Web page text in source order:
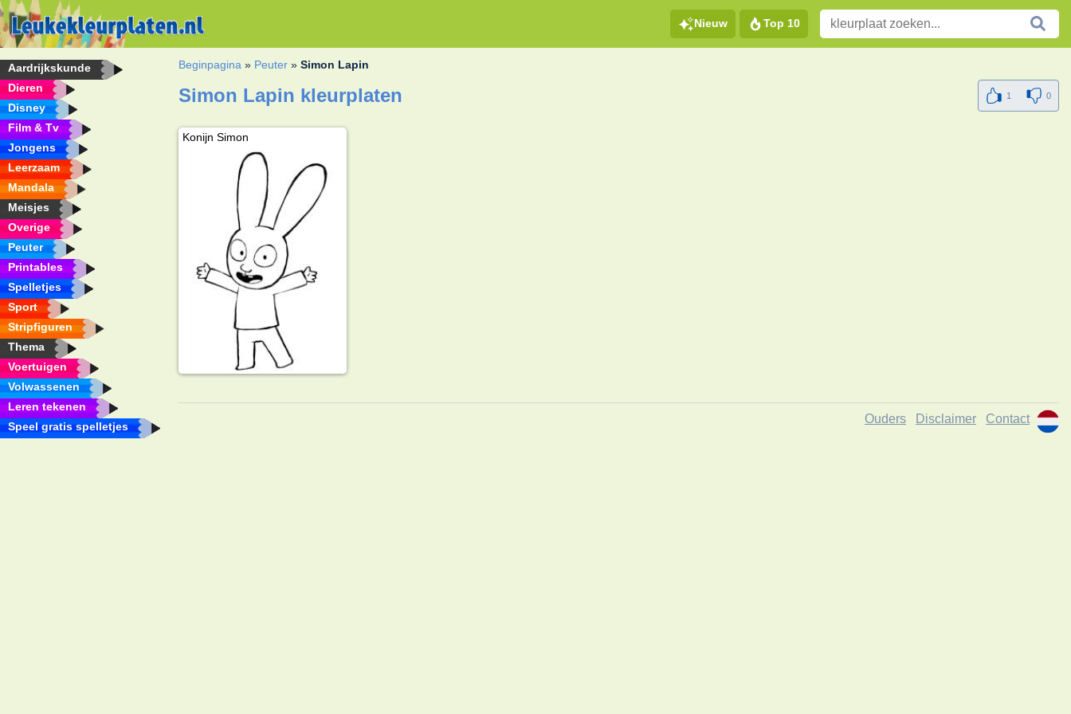
Nieuw Top 10
Aardrijkskunde
Dieren
Disney
Film & Tv
Jongens
Leerzaam
Mandala
Meisjes
Overige
Peuter
Printables
Spelletjes
Sport
Stripfiguren
Thema
Voertuigen
Volwassenen
Leren tekenen
Speel gratis spelletjes
Beginpagina » Peuter »Simon Lapin
Simon Lapin kleurplaten 1 0
Konijn Simon
Ouders Disclaimer Contact